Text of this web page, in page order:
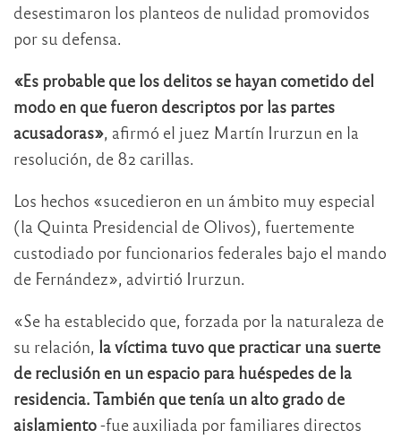
desestimaron los planteos de nulidad promovidos
por su defensa.
«Es probable que los delitos se hayan cometido del
modo en que fueron descriptos por las partes
acusadoras», afirmó el juez Martín Irurzun en la
resolución, de 82 carillas.
Los hechos «sucedieron en un ámbito muy especial
(la Quinta Presidencial de Olivos), fuertemente
custodiado por funcionarios federales bajo el mando
de Fernández», advirtió Irurzun.
«Se ha establecido que, forzada por la naturaleza de
su relación, la víctima tuvo que practicar una suerte
de reclusión en un espacio para huéspedes de la
residencia. También que tenía un alto grado de
aislamiento-fue auxiliada por familiares directos